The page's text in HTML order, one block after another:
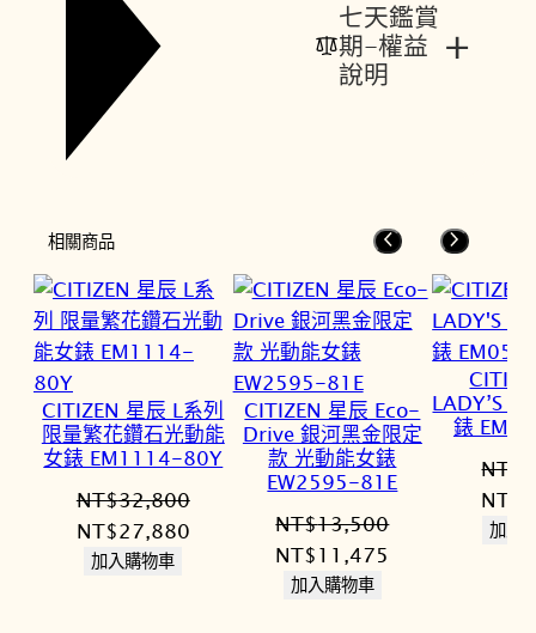
七天鑑賞
期-權益
說明
+
相關商品
CITIZEN 星辰 L系列
限量繁花鑽石光動能
女錶 EM1114-80Y
NT$32,800
原
始
NT$27,880目
加入購物車
CITIZEN 星辰 Eco-
Drive 銀河黑金限定
款 光動能女錶
EW2595-81E
NT$13,500
原
始
NT$11,475
加入購物車
LADY’S
錶
NT$
原
始
NT$
加入